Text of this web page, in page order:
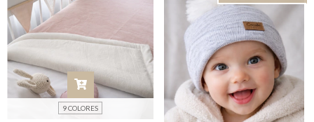
9 COLORES